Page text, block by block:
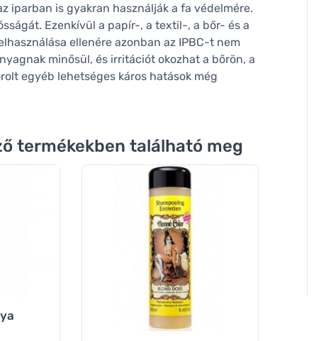
iparban is gyakran használják a fa védelmére.
Ezenkívül a papír-, a textil-, a bőr- és a
ellenére azonban az IPBC-t nem
minősül, és irritációt okozhat a bőrön, a
egyéb lehetséges káros hatások még
termékekben található meg